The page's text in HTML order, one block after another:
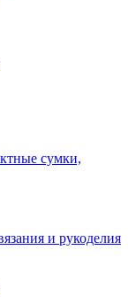
сумки,
и рукоделия